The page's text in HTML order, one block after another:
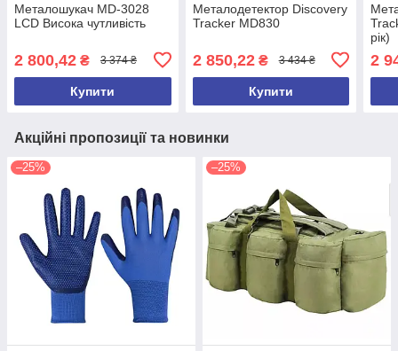
Металошукач MD-3028
LCD Висока чутливість
2 800,42 ₴ 3 374 ₴
Купити
Металодетектор Discovery
Tracker MD830
2 850,22₴ 3 434 ₴
Купити
рік)
2
Акційні пропозиції та новинки
–25% –25%